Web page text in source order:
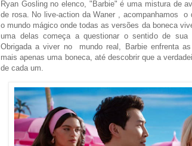
Ryan Gosling no elenco, "Barbie" é uma mistura de
de rosa. No live-action da Waner , acompanhamos o
o mundo mágico onde todas as versões da boneca
uma delas começa a questionar o sentido de sua
Obrigada a viver no mundo real, Barbie enfrenta
mais apenas uma boneca, até descobrir que a
de cada um.